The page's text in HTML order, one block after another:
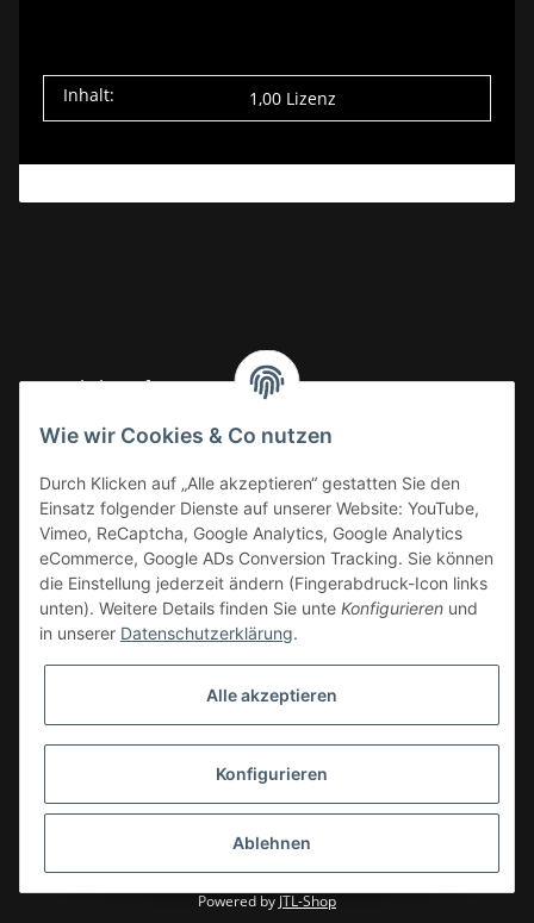
Inhalt: 1,00 Lizenz
Gesetzliche Informationen
* Alle Preise zzgl. gesetzlicher USt.
© CIN GmbH
Powered by JTL-Shop
Wie wir Cookies & Co nutzen
Durch Klicken auf „Alle akzeptieren“ gestatten Sie den
Einsatz folgender Dienste auf unserer Website: YouTube,
Vimeo, ReCaptcha, Google Analytics, Google Analytics
eCommerce, Google ADs Conversion Tracking. Sie können
die Einstellung jederzeit ändern (Fingerabdruck-Icon links
unten). Weitere Details finden Sie unte Konfigurieren und
in unserer Datenschutzerklärung.
Alle akzeptieren
Konfigurieren
Ablehnen